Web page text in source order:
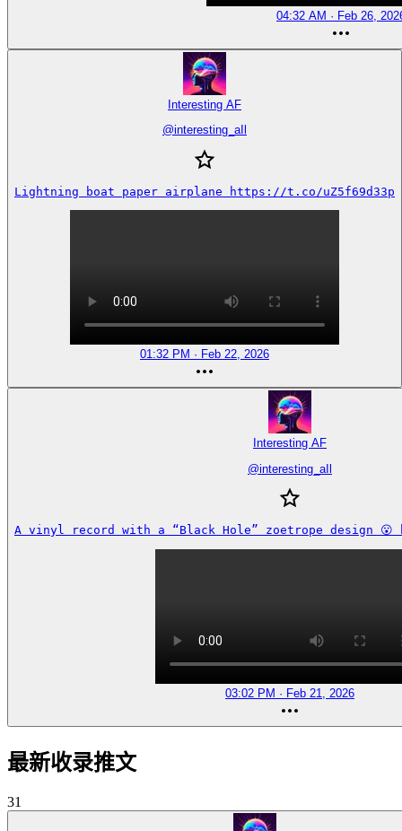
04:32 AM · Feb 26,
Interesting AF
@interesting_aIl
Lightning boat paper airplane https://t.co/uZ5f69d33p
01:32 PM · Feb 22, 2026
Interesting AF
@interesting_aIl
A vinyl record with a “Black Hole” zoetrope design 😮
03:02 PM · Feb 21, 2026
最新收录推文
31